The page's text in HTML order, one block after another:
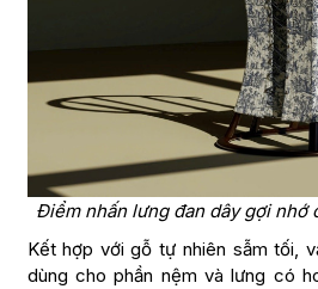
Điểm nhấn lưng đan dây gợi
Kết hợp với gỗ tự nhiên sẫm tối,
dùng cho phần nệm và lưng có